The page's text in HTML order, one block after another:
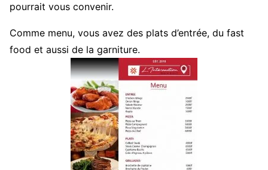
pourrait vous convenir.
Comme menu, vous avez des plats d’entrée, du fast
food et aussi de la garniture.